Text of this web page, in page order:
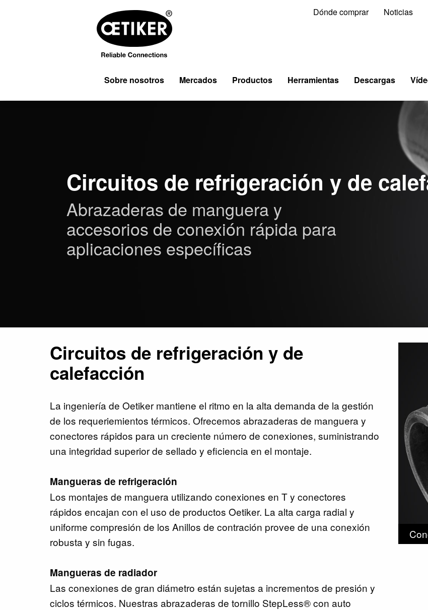
Dónde comprar Noticias
Sobre nosotros Mercados Productos Herramientas Descargas
Circuitos de refrigeración y de
Abrazaderas de manguera y
accesorios de conexión rápida para
aplicaciones específicas
Circuitos de refrigeración y de
calefacción
La ingeniería de Oetiker mantiene el ritmo en la alta demanda de la gestión
de los requeriemientos térmicos. Ofrecemos abrazaderas de manguera y
conectores rápidos para un creciente número de conexiones, suministrando
una integridad superior de sellado y eficiencia en el montaje.
Mangueras de refrigeración
Los montajes de manguera utilizando conexiones en T y conectores
rápidos encajan con el uso de productos Oetiker. La alta carga radial y
uniforme compresión de los Anillos de contración provee de una conexión
robusta y sin fugas.
Mangueras de radiador
Las conexiones de gran diámetro están sujetas a incrementos de presión y
ciclos térmicos. Nuestras abrazaderas de tornillo StepLess® con auto